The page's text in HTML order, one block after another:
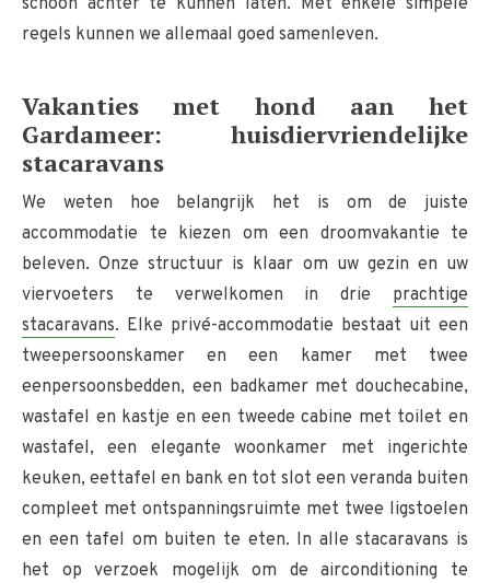
schoon achter te kunnen laten. Met enkele simpele
regels kunnen we allemaal goed samenleven.
Vakanties met hond aan het
Gardameer: ​​huisdiervriendelijke
stacaravans
We weten hoe belangrijk het is om de juiste
accommodatie te kiezen om een ​​droomvakantie te
beleven. Onze structuur is klaar om uw gezin en uw
viervoeters te verwelkomen in drie prachtige
stacaravans. Elke privé-accommodatie bestaat uit een
tweepersoonskamer en een kamer met twee
eenpersoonsbedden, een badkamer met douchecabine,
wastafel en kastje en een tweede cabine met toilet en
wastafel, een elegante woonkamer met ingerichte
keuken, eettafel en bank en tot slot een veranda buiten
compleet met ontspanningsruimte met twee ligstoelen
en een tafel om buiten te eten. In alle stacaravans is
het op verzoek mogelijk om de airconditioning te